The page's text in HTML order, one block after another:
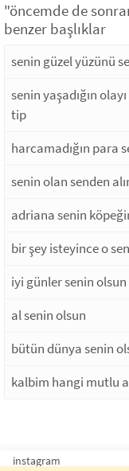
"öncemde de
benzer başlıklar
senin güzel yüzünü
senin yaşadığın
tip
harcamadığın para
senin olan senden
adriana senin
bir şey isteyince o
iyi günler senin
al senin olsun
bütün dünya senin
kalbim hangi mutlu
instagram